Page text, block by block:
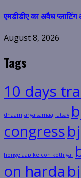
एमडीडीए का अवैध प्लाटिंग
August 8, 2026
Tags
10 days
dhaam arya samaaj utsav
congress
honge aap ke con kothiyal
on harda